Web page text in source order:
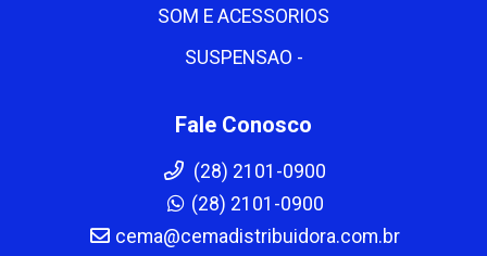
SOM E ACESSORIOS
SUSPENSAO -
Fale Conosco
(28) 2101-0900
(28) 2101-0900
cema@cemadistribuidora.com.br